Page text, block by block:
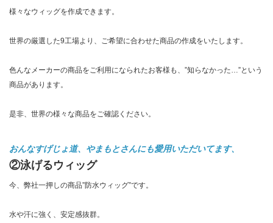
様々なウィッグを作成できます。
世界の厳選した9工場より、ご希望に合わせた商品の作成をいたします。
色んなメーカーの商品をご利用になられたお客様も、”知らなかった…”という
商品があります。
是非、世界の様々な商品をご確認ください。
おんなすげじょ道、やまもとさんにも愛用いただいてます、
②泳げるウィッグ
今、弊社一押しの商品”防水ウィッグ”です。
水や汗に強く、安定感抜群。